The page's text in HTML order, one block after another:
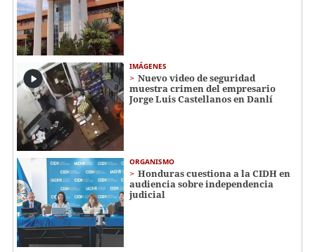
IMÁGENES
Nuevo video de seguridad
muestra crimen del empresario
Jorge Luis Castellanos en Danlí
ORGANISMO
Honduras cuestiona a la CIDH en
audiencia sobre independencia
judicial